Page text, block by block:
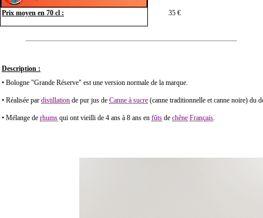
Prix moyen en 70 cl : 35 €
Description :
• Bologne "Grande Réserve" est une version normale de la marque.
• Réalisée par distillation de pur jus de Canne à sucre (canne traditionnelle et canne noire) du
• Mélange de rhums qui ont vieilli de 4 ans à 8 ans en fûts de chêne Français.